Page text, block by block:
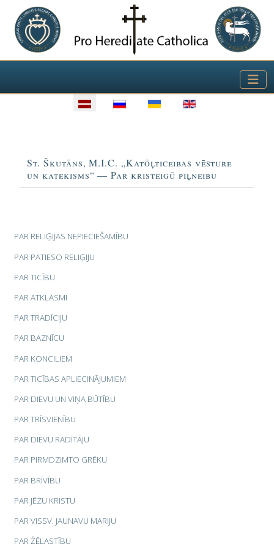
Izvēlieties valodu
PAR RELIĢIJAS NEPIECIEŠAMĪBU
PAR PATIESO RELIĢIJU
PAR TICĪBU
PAR ATKLĀSMI
PAR TRADĪCIJU
PAR BAZNĪCU
PAR KONCILIEM
PAR TICĪBAS APLIECINĀJUMIEM
PAR DIEVU UN VIŅA BŪTĪBU
PAR TRĪSVIENĪBU
PAR DIEVU RADĪTĀJU
PAR PIRMDZIMTO GRĒKU
PAR BRĪVĪBU
PAR JĒZU KRISTU
PAR VISSV. JAUNAVU MARIJU
PAR ŽĒLASTĪBU
Virsraksts
St. Škutāns, M.I.C. „Katōļticeibas vēsture
un katekisms“ — Par kristeigū piļneibu